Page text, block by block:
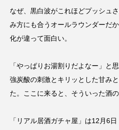
なぜ、黒白波がこれほどプッシュ
み方にも合うオールラウンダーだ
化が違って面白い。
「やっぱりお湯割りだよなー」と
強炭酸の刺激とキリッとした甘み
た。ここに来ると、そういった酒
「リアル居酒ガチャ屋」は12月6日